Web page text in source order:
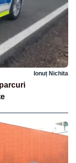
Ionuț Nichita